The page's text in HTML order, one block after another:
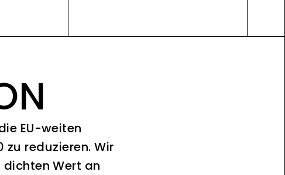
EU-weiten
reduzieren. Wir
Wert an